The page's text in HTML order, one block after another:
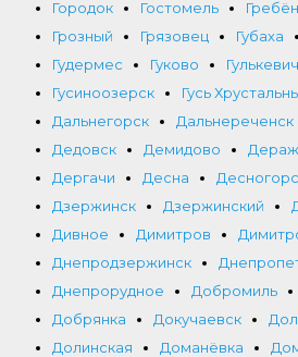
Городок Гостомель
Грозный
Грязовец Губаха
Гудермес
Гуково
Гусиноозерск
Гусь
Дальнегорск
Дальнереченск
Дедовск
Демидово
Дергачи
Десна
Дзержинск
Дзержинский
Дивное
Димитров
Днепродзержинск
Днепрорудное
Добромиль
Добрянка
Докучаевск
Долинская
Доманёвка